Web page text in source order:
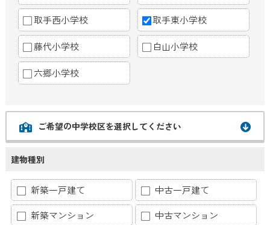
取手西小学校 取手東小学校
藤代小学校 白山小学校
六郷小学校
ご希望の中学校区を選択してください
建物種別
新築一戸建て
中古一戸建て
新築マンション
中古マンション